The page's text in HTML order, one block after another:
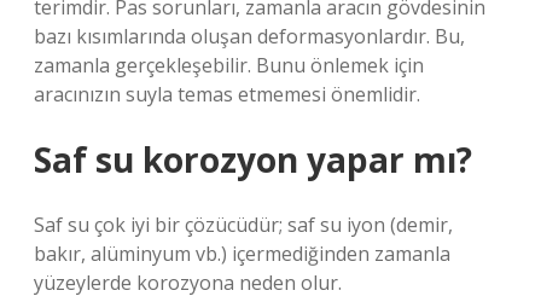
terimdir. Pas sorunları, zamanla aracın gövdesinin
bazı kısımlarında oluşan deformasyonlardır. Bu,
zamanla gerçekleşebilir. Bunu önlemek için
aracınızın suyla temas etmemesi önemlidir.
Saf su korozyon yapar mı?
Saf su çok iyi bir çözücüdür; saf su iyon (demir,
bakır, alüminyum vb.) içermediğinden zamanla
yüzeylerde korozyona neden olur.